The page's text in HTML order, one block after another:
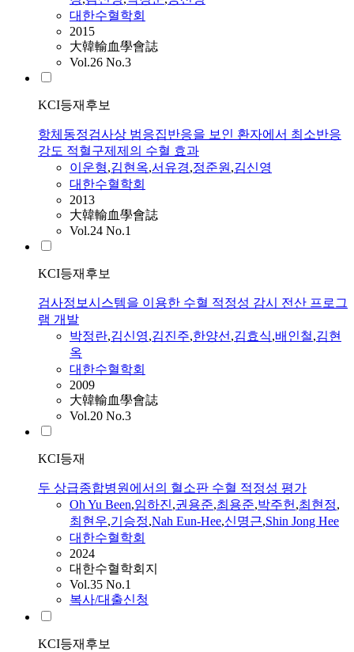
대한수혈학회
2015
大韓輸血學會誌
Vol.26 No.3
KCI등재후보
항체동정검사상 범응집반응을 보인 환자에서 최소반응
강도 적혈구제제의 수혈 효과
이운형,김현옥,서유경,정준원,김신영
대한수혈학회
2013
大韓輸血學會誌
Vol.24 No.1
KCI등재후보
검사정보시스템을 이용한 수혈 적정성 감시 전산 프로그
램 개발
박정란,김신영,김진주,한양선,김효식,배인철,김현
옥
대한수혈학회
2009
大韓輸血學會誌
Vol.20 No.3
KCI등재
두 상급종합병원에서의 혈소판 수혈 적정성 평가
Oh Yu Been,임하진,권용준,최용준,박주헌,최현정,
최현우,기승정,Nah Eun-Hee,신명근,Shin Jong Hee
대한수혈학회
2024
대한수혈학회지
Vol.35 No.1
복사/대출신청
KCI등재후보